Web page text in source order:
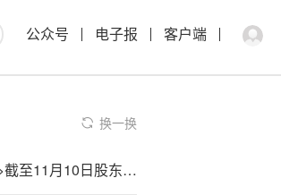
公众号 电子报 客户端
换一换
山—西焦煤<：>截至11月10日股东人数为164264户